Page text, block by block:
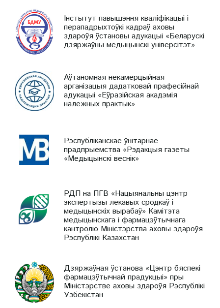
Інстытут павышэння кваліфікацыі і
перападрыхтоўкі кадраў аховы
здароўя ўстановы адукацыі «Беларускі
дзяржаўны медыцынскі універсітэт»
Аўтаномная некамерцыйная
арганізацыя дадатковай прафесійнай
адукацыі «Еўразійская акадэмія
належных практык»
Рэспубліканскае ўнітарнае
прадпрыемства «Рэдакцыя газеты
«Медыцынскі веснік»
РДП на ПГВ «Нацыянальны цэнтр
экспертызы лекавых сродкаў і
медыцынскіх вырабаў» Камітэта
медыцынскага і фармацэўтычнага
кантролю Міністэрства аховы здароўя
Рэспублікі Казахстан
Дзяржаўная ўстанова «Цэнтр бяспекі
фармацэўтычнай прадукцыі» пры
Міністэрстве аховы здароўя Рэспублікі
Узбекістан